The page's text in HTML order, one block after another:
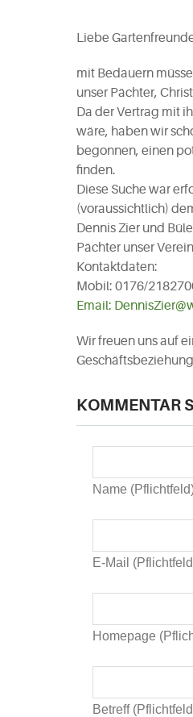
Liebe
mit Bedauern
unser Pächter,
Da der Vertrag mit
wäre, haben wir
begonnen, einen
finden.
Diese Suche war
(voraussichtlich)
Dennis Zier und
Pächter unser
Kontaktdaten:
Mobil: 0176/
Email:
Wir freuen uns auf
KOMMENTAR
Name
E-Mail
Homepage
Betreff